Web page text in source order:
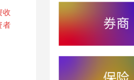
收
者